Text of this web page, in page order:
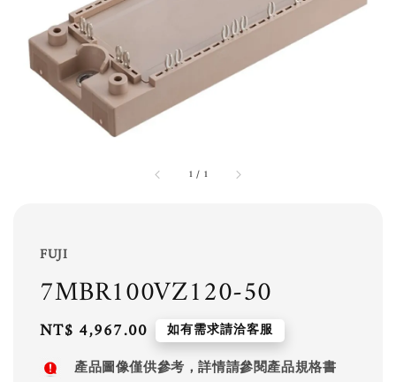
1 / 1
FUJI
7MBR100VZ120-50
Regular
price
NT$ 4,967.00 如有需求請洽客服
產品圖像僅供參考，詳情請參閱產品規格書